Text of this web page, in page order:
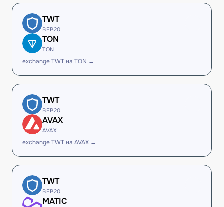
TWT
BEP20
TON
TON
exchange TWT на TON →
TWT
BEP20
AVAX
AVAX
exchange TWT на AVAX →
TWT
BEP20
MATIC